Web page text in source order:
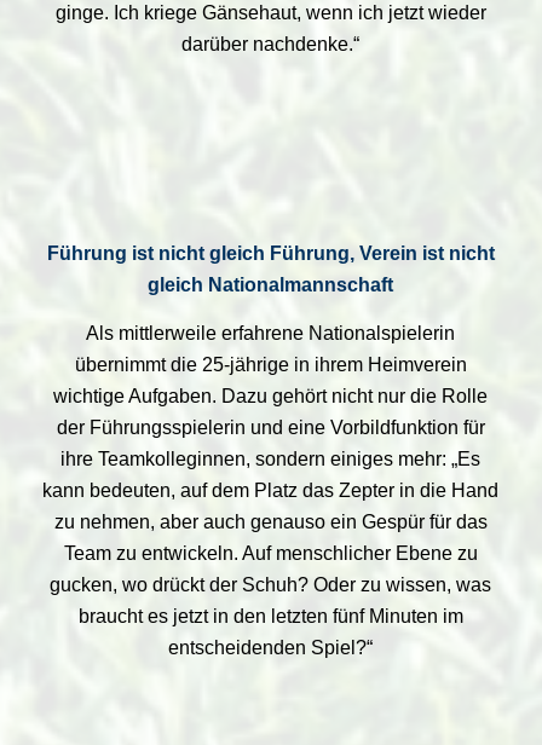
ginge. Ich kriege Gänsehaut, wenn ich jetzt wieder
darüber nachdenke.“
Führung ist nicht gleich Führung, Verein ist nicht
gleich Nationalmannschaft
Als mittlerweile erfahrene Nationalspielerin
übernimmt die 25-jährige in ihrem Heimverein
wichtige Aufgaben. Dazu gehört nicht nur die Rolle
der Führungsspielerin und eine Vorbildfunktion für
ihre Teamkolleginnen, sondern einiges mehr: „Es
kann bedeuten, auf dem Platz das Zepter in die Hand
zu nehmen, aber auch genauso ein Gespür für das
Team zu entwickeln. Auf menschlicher Ebene zu
gucken, wo drückt der Schuh? Oder zu wissen, was
braucht es jetzt in den letzten fünf Minuten im
entscheidenden Spiel?“